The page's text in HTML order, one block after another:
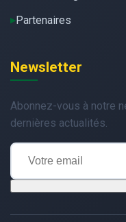
Partenaires
Newsletter
Abonnez-vous à notre
dernières actualités.